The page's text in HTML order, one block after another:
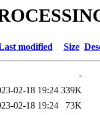
modified Size
-
02-18 19:24 339K
02-18 19:24
73K